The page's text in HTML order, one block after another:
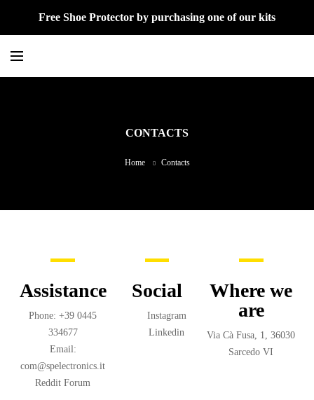
Free Shoe Protector by purchasing one of our kits
CONTACTS
Home Contacts
Assistance
Phone: +39 0445
334677
Email:
com@spelectronics.it
Reddit Forum
Social
Instagram
Linkedin
Where we
are
Via Cà Fusa, 1, 36030
Sarcedo VI